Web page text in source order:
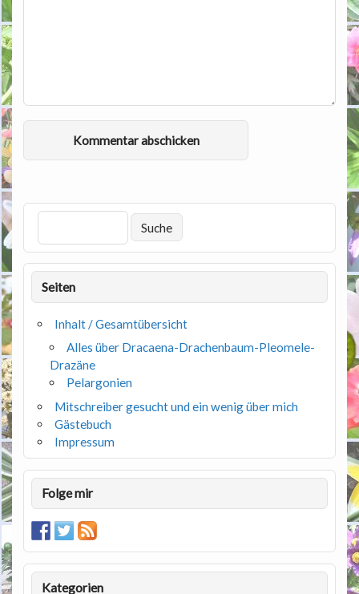
Seiten
Inhalt / Gesamtübersicht
Alles über Dracaena-Drachenbaum-Pleomele-
Drazäne
Pelargonien
Mitschreiber gesucht und ein wenig über mich
Gästebuch
Impressum
Folge mir
Kategorien